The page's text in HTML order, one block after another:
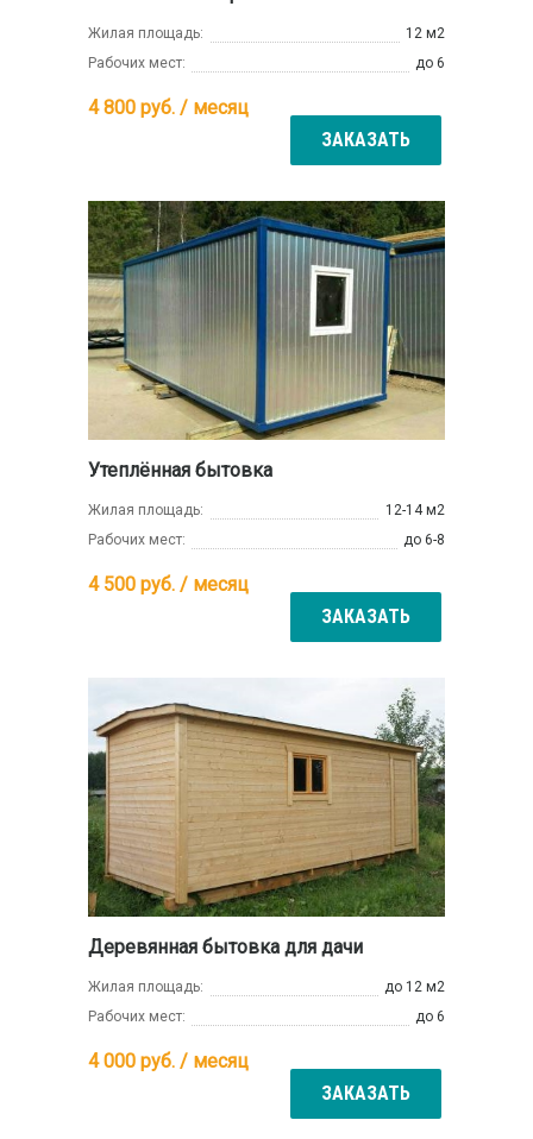
Жилая площадь:
12 м2
Рабочих мест:
до 6
4 800 руб. / месяц
ЗАКАЗАТЬ
Утеплённая бытовка
Жилая площадь:
12-14 м2
Рабочих мест:
до 6-8
4 500 руб. / месяц
ЗАКАЗАТЬ
Деревянная бытовка для дачи
Жилая площадь:
до 12 м2
Рабочих мест:
до 6
4 000 руб. / месяц
ЗАКАЗАТЬ